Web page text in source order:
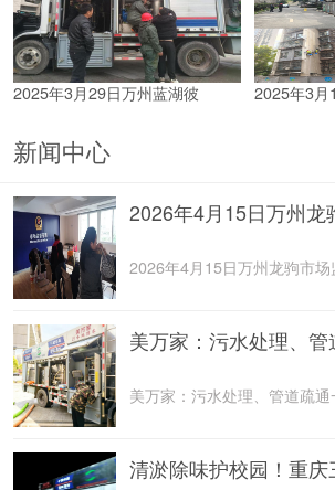
2025年3月29日万州蓝湖彼 2025年3月
新闻中心
2026年4月15日万州龙
美万家：污水处理、
清淤除味护校园！重